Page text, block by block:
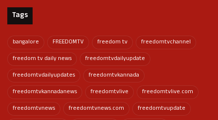
Tags
bangalore FREEDOMTV freedom tv
freedomtvchannel
freedom tv daily news
freedomtvdailyupdate
freedomtvdailyupdates
freedomtvkannada
freedomtvkannadanews
freedomtvlive
freedomtvlive.com
freedomtvnews
freedomtvnews.com
freedomtvupdate